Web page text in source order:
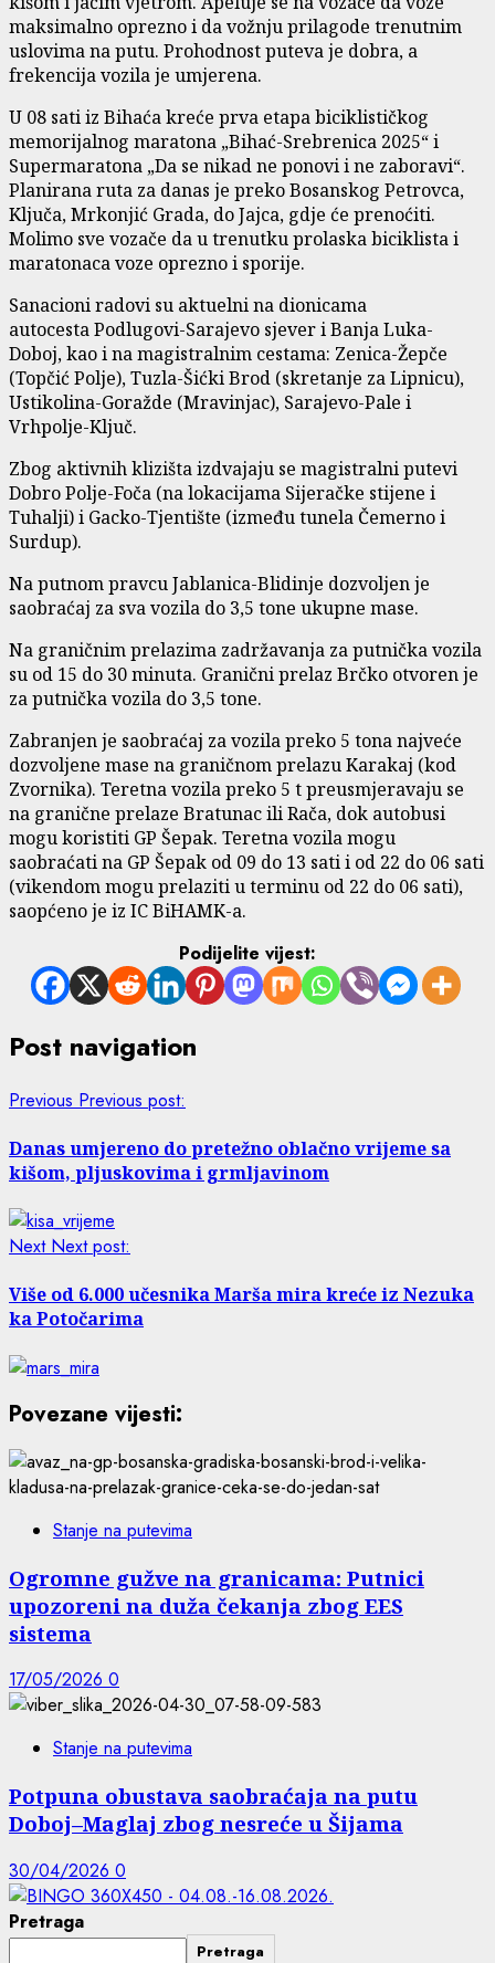
maksimalno oprezno i da vožnju prilagode trenutnim
uslovima na putu. Prohodnost puteva je dobra, a
frekencija vozila je umjerena.
U 08 sati iz Bihaća kreće prva etapa biciklističkog
memorijalnog maratona „Bihać-Srebrenica 2025“ i
Supermaratona „Da se nikad ne ponovi i ne zaboravi“.
Planirana ruta za danas je preko Bosanskog Petrovca,
Ključa, Mrkonjić Grada, do Jajca, gdje će prenoćiti.
Molimo sve vozače da u trenutku prolaska biciklista i
maratonaca voze oprezno i sporije.
Sanacioni radovi su aktuelni na dionicama
autocesta Podlugovi-Sarajevo sjever i Banja Luka-
Doboj, kao i na magistralnim cestama: Zenica-Žepče
(Topčić Polje), Tuzla-Šićki Brod (skretanje za Lipnicu),
Ustikolina-Goražde (Mravinjac), Sarajevo-Pale i
Vrhpolje-Ključ.
Zbog aktivnih klizišta izdvajaju se magistralni putevi
Dobro Polje-Foča (na lokacijama Sijeračke stijene i
Tuhalji) i Gacko-Tjentište (između tunela Čemerno i
Surdup).
Na putnom pravcu Jablanica-Blidinje dozvoljen je
saobraćaj za sva vozila do 3,5 tone ukupne mase.
Na graničnim prelazima zadržavanja za putnička vozila
su od 15 do 30 minuta. Granični prelaz Brčko otvoren je
za putnička vozila do 3,5 tone.
Zabranjen je saobraćaj za vozila preko 5 tona najveće
dozvoljene mase na graničnom prelazu Karakaj (kod
Zvornika). Teretna vozila preko 5 t preusmjeravaju se
na granične prelaze Bratunac ili Rača, dok autobusi
mogu koristiti GP Šepak. Teretna vozila mogu
saobraćati na GP Šepak od 09 do 13 sati i od 22 do 06 sati
(vikendom mogu prelaziti u terminu od 22 do 06 sati),
saopćeno je iz IC BiHAMK-a.
Podijelite vijest:
Post navigation
Previous Previous post:
Danas umjereno do pretežno oblačno vrijeme sa
kišom, pljuskovima i grmljavinom
Next Next post:
Više od 6.000 učesnika Marša mira kreće iz Nezuka
ka Potočarima
Povezane vijesti:
Stanje na putevima
Ogromne gužve na granicama: Putnici
upozoreni na duža čekanja zbog EES
sistema
17/05/2026 0
Stanje na putevima
Potpuna obustava saobraćaja na putu
Doboj–Maglaj zbog nesreće u Šijama
30/04/2026 0
Pretraga
Pretraga